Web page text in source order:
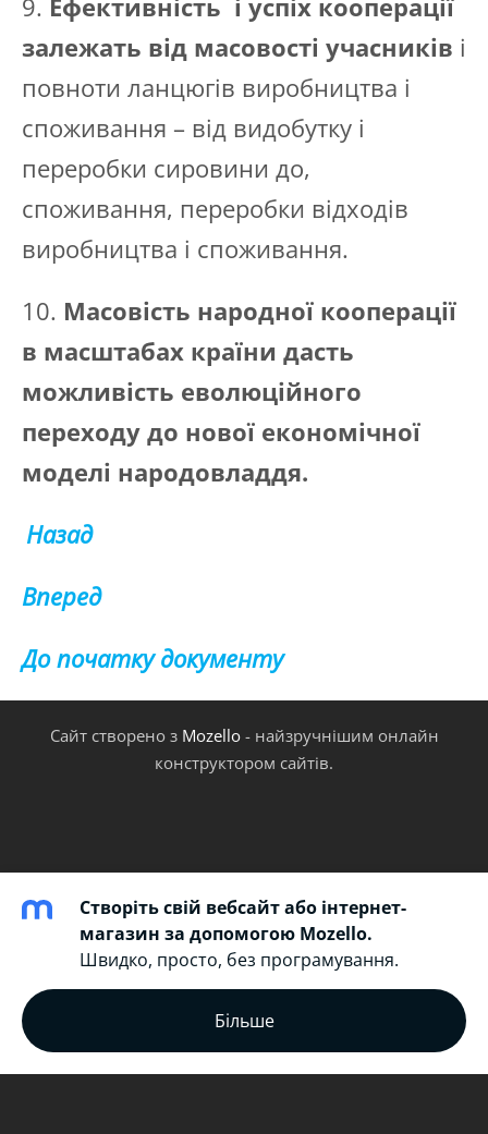
9. Ефективність і успіх кооперації
залежать від масовості учасників і
повноти ланцюгів виробництва і
споживання – від видобутку і
переробки сировини до,
споживання, переробки відходів
виробництва і споживання.
10. Масовість народної кооперації
в масштабах країни дасть
можливість еволюційного
переходу до нової економічної
моделі народовладдя.
Назад
Вперед
До початку документу
Сайт створено з Mozello- найзручнішим онлайн
конструктором сайтів.
Створіть свій вебсайт або інтернет-
магазин за допомогою Mozello.
Швидко, просто, без програмування.
Більше